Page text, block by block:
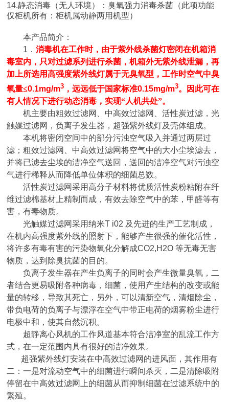
14.静态消毒（无人环境）：臭氧强力消毒杀菌（此项功能
仅柜机所有：柜机属动静两用机型）
本产品简介：
1 ．消毒机在工作时，由于紫外线杀菌灯密闭在机箱消
毒室内，只对过滤系列进行杀菌，机箱外无紫外线泄漏，再
加上所选用高强度紫外线灯属于无臭氧型，工作时空气中臭
氧量≤0.1mg/m3 ，远远低于国家标准0.15mg/m3。因此可在
有人情况下进行动态消毒，实现“人机共处”。
机主要由粗效过滤网、中高效过滤网、活性炭过滤，光
触媒过滤网，负离子发生器，超强紫外线灯及壳体组成。
本机将密闭空间中的部分污浊空气吸入并通过两层过
滤；粗效过滤网、中高效过滤网将空气中的大小尘埃滤去，
并将已滤去尘埃的洁净空气送回，送回的洁净空气对污浊空
气进行稀释从而降低单位体积的细菌总数。
活性炭过滤网采用高分子材料将优质活性炭粉粘附在纤
维过滤棉基材上精制而成，有效去除空气中的苯，甲醛等有
害，有毒物质。
光触媒过滤网采用纳米T i02 及先进的生产工艺制成，
在机内高强度紫外线的照射下，能够产生很强的催化活性，
将许多有毒有害的污染物氧化分解成CO2,H2O等无毒无害
物质，达到除臭抗菌的目的。
负离子发生器在产生负离子的同时会产生微量臭氧，二
者结合更易吸附各种病毒，细菌，使用产生结构的改变或能
量的转移，导致其死亡，另外，可以清新空气，清烟除尘，
带负电荷的负离子与漂浮在空气中带正电荷的烟雾粉尘进行
电极中和，使其自然沉积。
超静离心风机的工作风道基本符合洁净室的乱流工作方
式，在一定范围内具有很好的洁净效果。
超强紫外线灯安装在中高效过滤网的进风面，其作用有
二：一是对流动空气中的细菌进行瞬间杀灭，二是清除吸附
停留在中高效过滤网上的细菌从而抑制细菌在过滤系统中的
繁殖。